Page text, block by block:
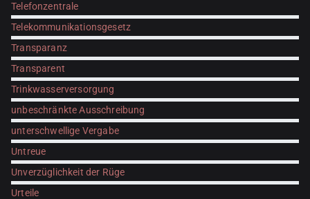
Telefonzentrale
Telekommunikationsgesetz
Transparanz
Transparent
Trinkwasserversorgung
unbeschränkte Ausschreibung
unterschwellige Vergabe
Untreue
Unverzüglichkeit der Rüge
Urteile